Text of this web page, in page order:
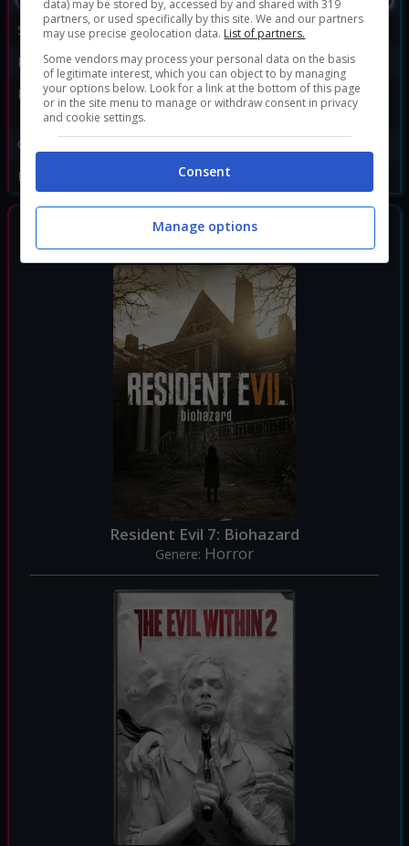
Sviluppatore:
Capcom
Publisher:
Capcom
Disponibile per:
PC,PS4 ,PS5,Xbox One,
Xbox Series X
Genere:
Data di rilascio:
07/05/2021
GIOCHI SIMILI
Resident Evil 7: Biohazard
Genere: Horror
data) may be stored by, accessed by and shared with 319
partners, or used specifically by this site. We and our partners
may use precise geolocation data. List of partners.
Some vendors may process your personal data on the basis
of legitimate interest, which you can object to by managing
your options below. Look for a link at the bottom of this page
or in the site menu to manage or withdraw consent in privacy
and cookie settings.
Consent
Manage options